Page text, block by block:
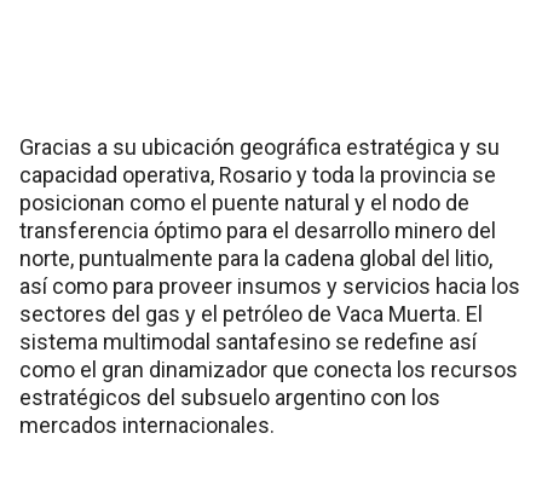
Gracias a su ubicación geográfica estratégica y su
capacidad operativa, Rosario y toda la provincia se
posicionan como el puente natural y el nodo de
transferencia óptimo para el desarrollo minero del
norte, puntualmente para la cadena global del litio,
así como para proveer insumos y servicios hacia los
sectores del gas y el petróleo de Vaca Muerta. El
sistema multimodal santafesino se redefine así
como el gran dinamizador que conecta los recursos
estratégicos del subsuelo argentino con los
mercados internacionales.